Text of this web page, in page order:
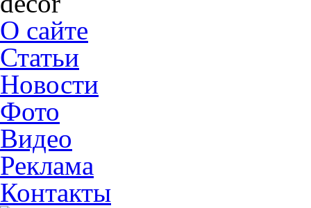
О сайте
Статьи
Новости
Фото
Видео
Реклама
Контакты